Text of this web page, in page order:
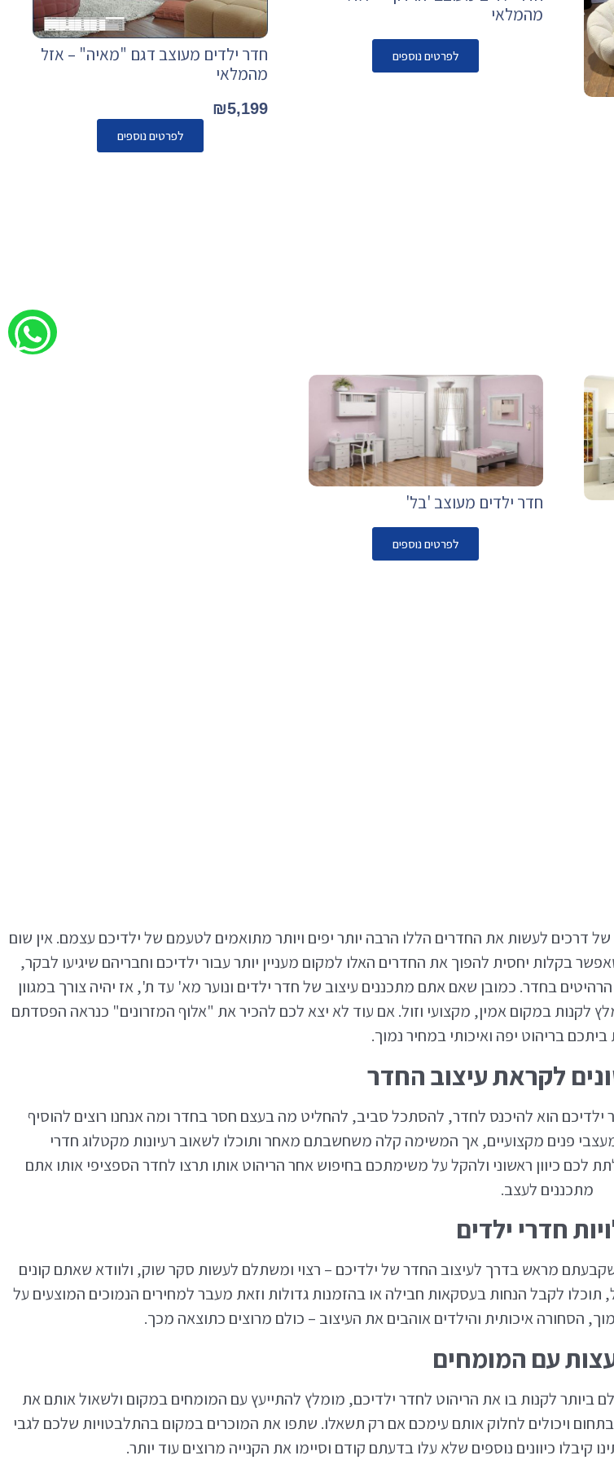
מהמלאי
לפרטים נוספים
חדר ילדים מעוצב דגם "מאיה" – אזל
מהמלאי
₪5,199
לפרטים נוספים
חדר ילדים מעוצב 'בל'
לפרטים נוספים
דרכים לעשות את החדרים הללו הרבה יותר יפים ויותר מתואמים לטעמם של ילדיכם עצמם. אין שום
בקלות יחסית להפוך את החדרים האלו למקום מעניין יותר עבור ילדיכם וחבריהם שיגיעו לבקר,
בחדר. כמובן שאם אתם מתכננים עיצוב של חדר ילדים ונוער מא' עד ת', אז יהיה צורך במגוון
לקנות במקום אמין, מקצועי וזול. אם עוד לא יצא לכם להכיר את "אלוף המזרונים" כנראה הפסדתם
בריהוט יפה ואיכותי במחיר נמוך.
לקראת עיצוב החדר
הוא להיכנס לחדר, להסתכל סביב, להחליט מה בעצם חסר בחדר ומה אנחנו רוצים להוסיף
פנים מקצועיים, אך המשימה קלה משחשבתם מאחר ותוכלו לשאוב רעיונות מקטלוג חדרי
לכם כיוון ראשוני ולהקל על משימתכם בחיפוש אחר הריהוט אותו תרצו לחדר הספציפי אותו אתם
מתכננים לעצב.
חדרי ילדים
מראש בדרך לעיצוב החדר של ילדיכם – רצוי ומשתלם לעשות סקר שוק, ולוודא שאתם קונים
תוכלו לקבל הנחות בעסקאות חבילה או בהזמנות גדולות וזאת מעבר למחירים הנמוכים המוצעים על
הסחורה איכותית והילדים אוהבים את העיצוב – כולם מרוצים כתוצאה מכך.
עם המומחים
לקנות בו את הריהוט לחדר ילדיכם, מומלץ להתייעץ עם המומחים במקום ולשאול אותם את
ויכולים לחלוק אותם עימכם אם רק תשאלו. שתפו את המוכרים במקום בהתלבטויות שלכם לגבי
כיוונים נוספים שלא עלו בדעתם קודם וסיימו את הקנייה מרוצים עוד יותר.